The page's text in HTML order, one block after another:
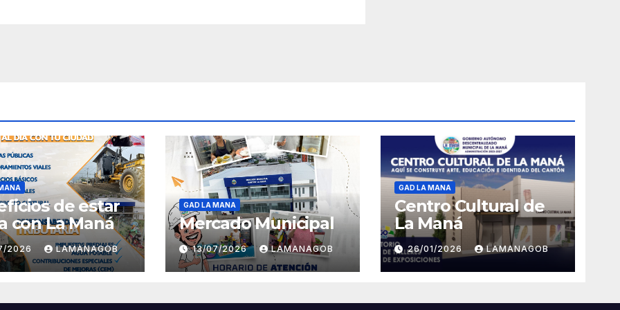
de estar
con La Maná
2026 LAMANAGOB
GAD LA MANA
Mercado Municipal
13/07/2026 LAMANAGOB
GAD LA MANA
Centro Cultural de
La Maná
26/01/2026 LAMANAGOB